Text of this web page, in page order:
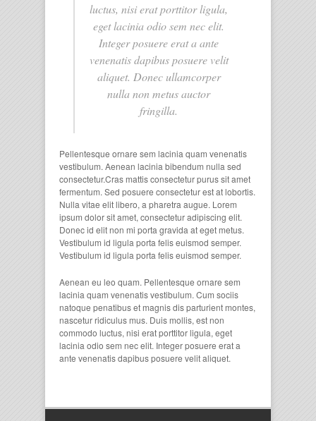
luctus, nisi erat porttitor ligula,
eget lacinia odio sem nec elit.
Integer posuere erat a ante
venenatis dapibus posuere velit
aliquet. Donec ullamcorper
nulla non metus auctor
fringilla.
Pellentesque ornare sem lacinia quam venenatis
vestibulum. Aenean lacinia bibendum nulla sed
consectetur.Cras mattis consectetur purus sit amet
fermentum. Sed posuere consectetur est at lobortis.
Nulla vitae elit libero, a pharetra augue. Lorem
ipsum dolor sit amet, consectetur adipiscing elit.
Donec id elit non mi porta gravida at eget metus.
Vestibulum id ligula porta felis euismod semper.
Vestibulum id ligula porta felis euismod semper.
Aenean eu leo quam. Pellentesque ornare sem
lacinia quam venenatis vestibulum. Cum sociis
natoque penatibus et magnis dis parturient montes,
nascetur ridiculus mus. Duis mollis, est non
commodo luctus, nisi erat porttitor ligula, eget
lacinia odio sem nec elit. Integer posuere erat a
ante venenatis dapibus posuere velit aliquet.